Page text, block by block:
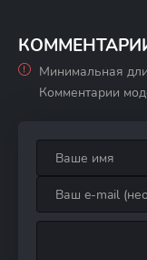
Минимальная
Комментарии